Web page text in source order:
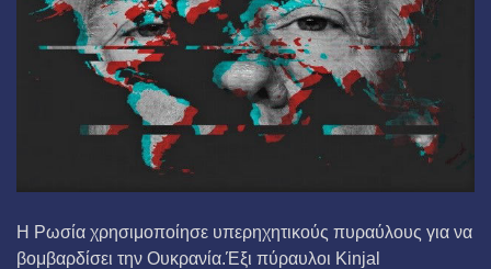
Η Ρωσία χρησιμοποίησε υπερηχητικούς πυραύλους για να
βομβαρδίσει την Ουκρανία.Έξι πύραυλοι Kinjal